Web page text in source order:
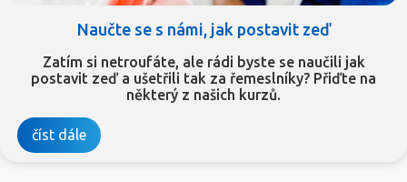
Naučte se s námi, jak postavit zeď
Zatím si netroufáte, ale rádi byste se naučili jak
postavit zeď a ušetřili tak za řemeslníky? Přiďte na
některý z našich kurzů.
číst dále